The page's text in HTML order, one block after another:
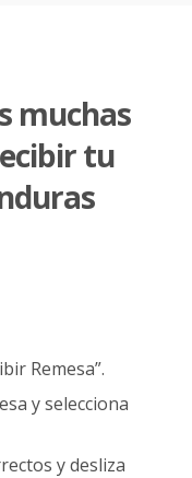
muchas
tu
Remesa”.
y selecciona
y desliza